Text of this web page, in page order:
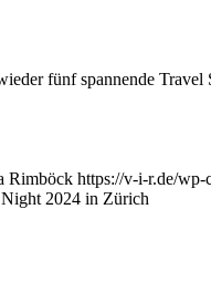
fünf spannende Travel
Rimböck https://v-i-r.de/wp-
2024 in Zürich